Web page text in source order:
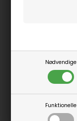
Nødvendige
Funktionelle